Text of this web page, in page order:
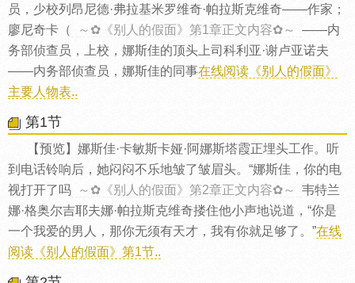
员，少校列昂尼德·弗拉基米罗维奇·帕拉斯克维奇——作家；
廖尼奇卡（
～✿《别人的假面》第1章正文内容✿～
——内
务部侦查员，上校，娜斯佳的顶头上司科利亚·谢卢亚诺夫
——内务部侦查员，娜斯佳的同事在线阅读《别人的假面》
主要人物表..
第1节
【预览】娜斯佳·卡敏斯卡娅·阿娜斯塔霞正埋头工作。听
到电话铃响后，她闷闷不乐地皱了皱眉头。“娜斯佳，你的电
视打开了吗
～✿《别人的假面》第2章正文内容✿～
韦特兰
娜·格奥尔吉耶夫娜·帕拉斯克维奇搂住他小声地说道，“你是
一个我爱的男人，那你无须有天才，我有你就足够了。”在线
阅读《别人的假面》第1节..